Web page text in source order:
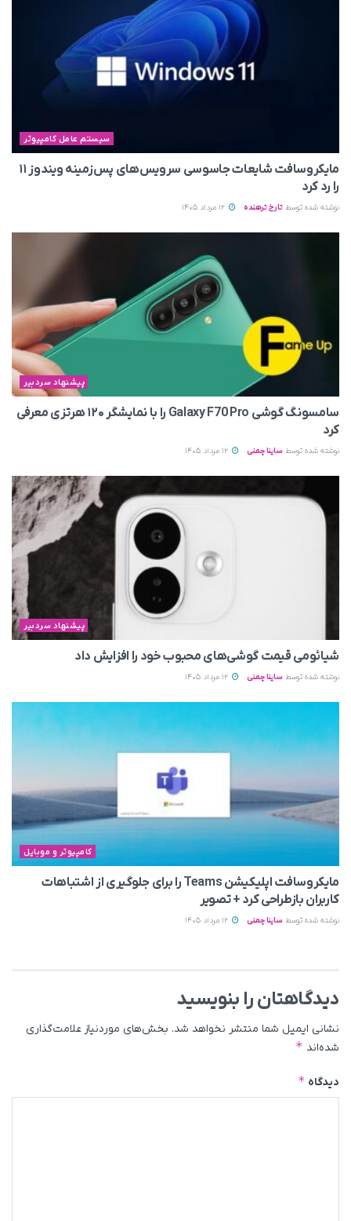
سیستم عامل کامپیوتر
مایکروسافت شایعات جاسوسی سرویس‌های پس‌زمینه ویندوز ۱۱
را رد کرد
نوشته شده توسط تارخ ترهنده
پیشنهاد سردبیر
سامسونگ گوشی Galaxy F70 Pro را با نمایشگر ۱۲۰ هرتزی معرفی
کرد
نوشته شده توسط ساینا چمنی
پیشنهاد سردبیر
شیائومی قیمت گوشی‌های محبوب خود را افزایش داد
نوشته شده توسط ساینا چمنی
کامپیوتر و موبایل
مایکروسافت اپلیکیشن Teams را برای جلوگیری از اشتباهات
کاربران بازطراحی کرد + تصویر
نوشته شده توسط ساینا چمنی
دیدگاهتان را بنویسید
نشانی ایمیل شما منتشر نخواهد شد. بخش‌های موردنیاز علامت‌گذاری
شده‌اند *
دیدگاه *